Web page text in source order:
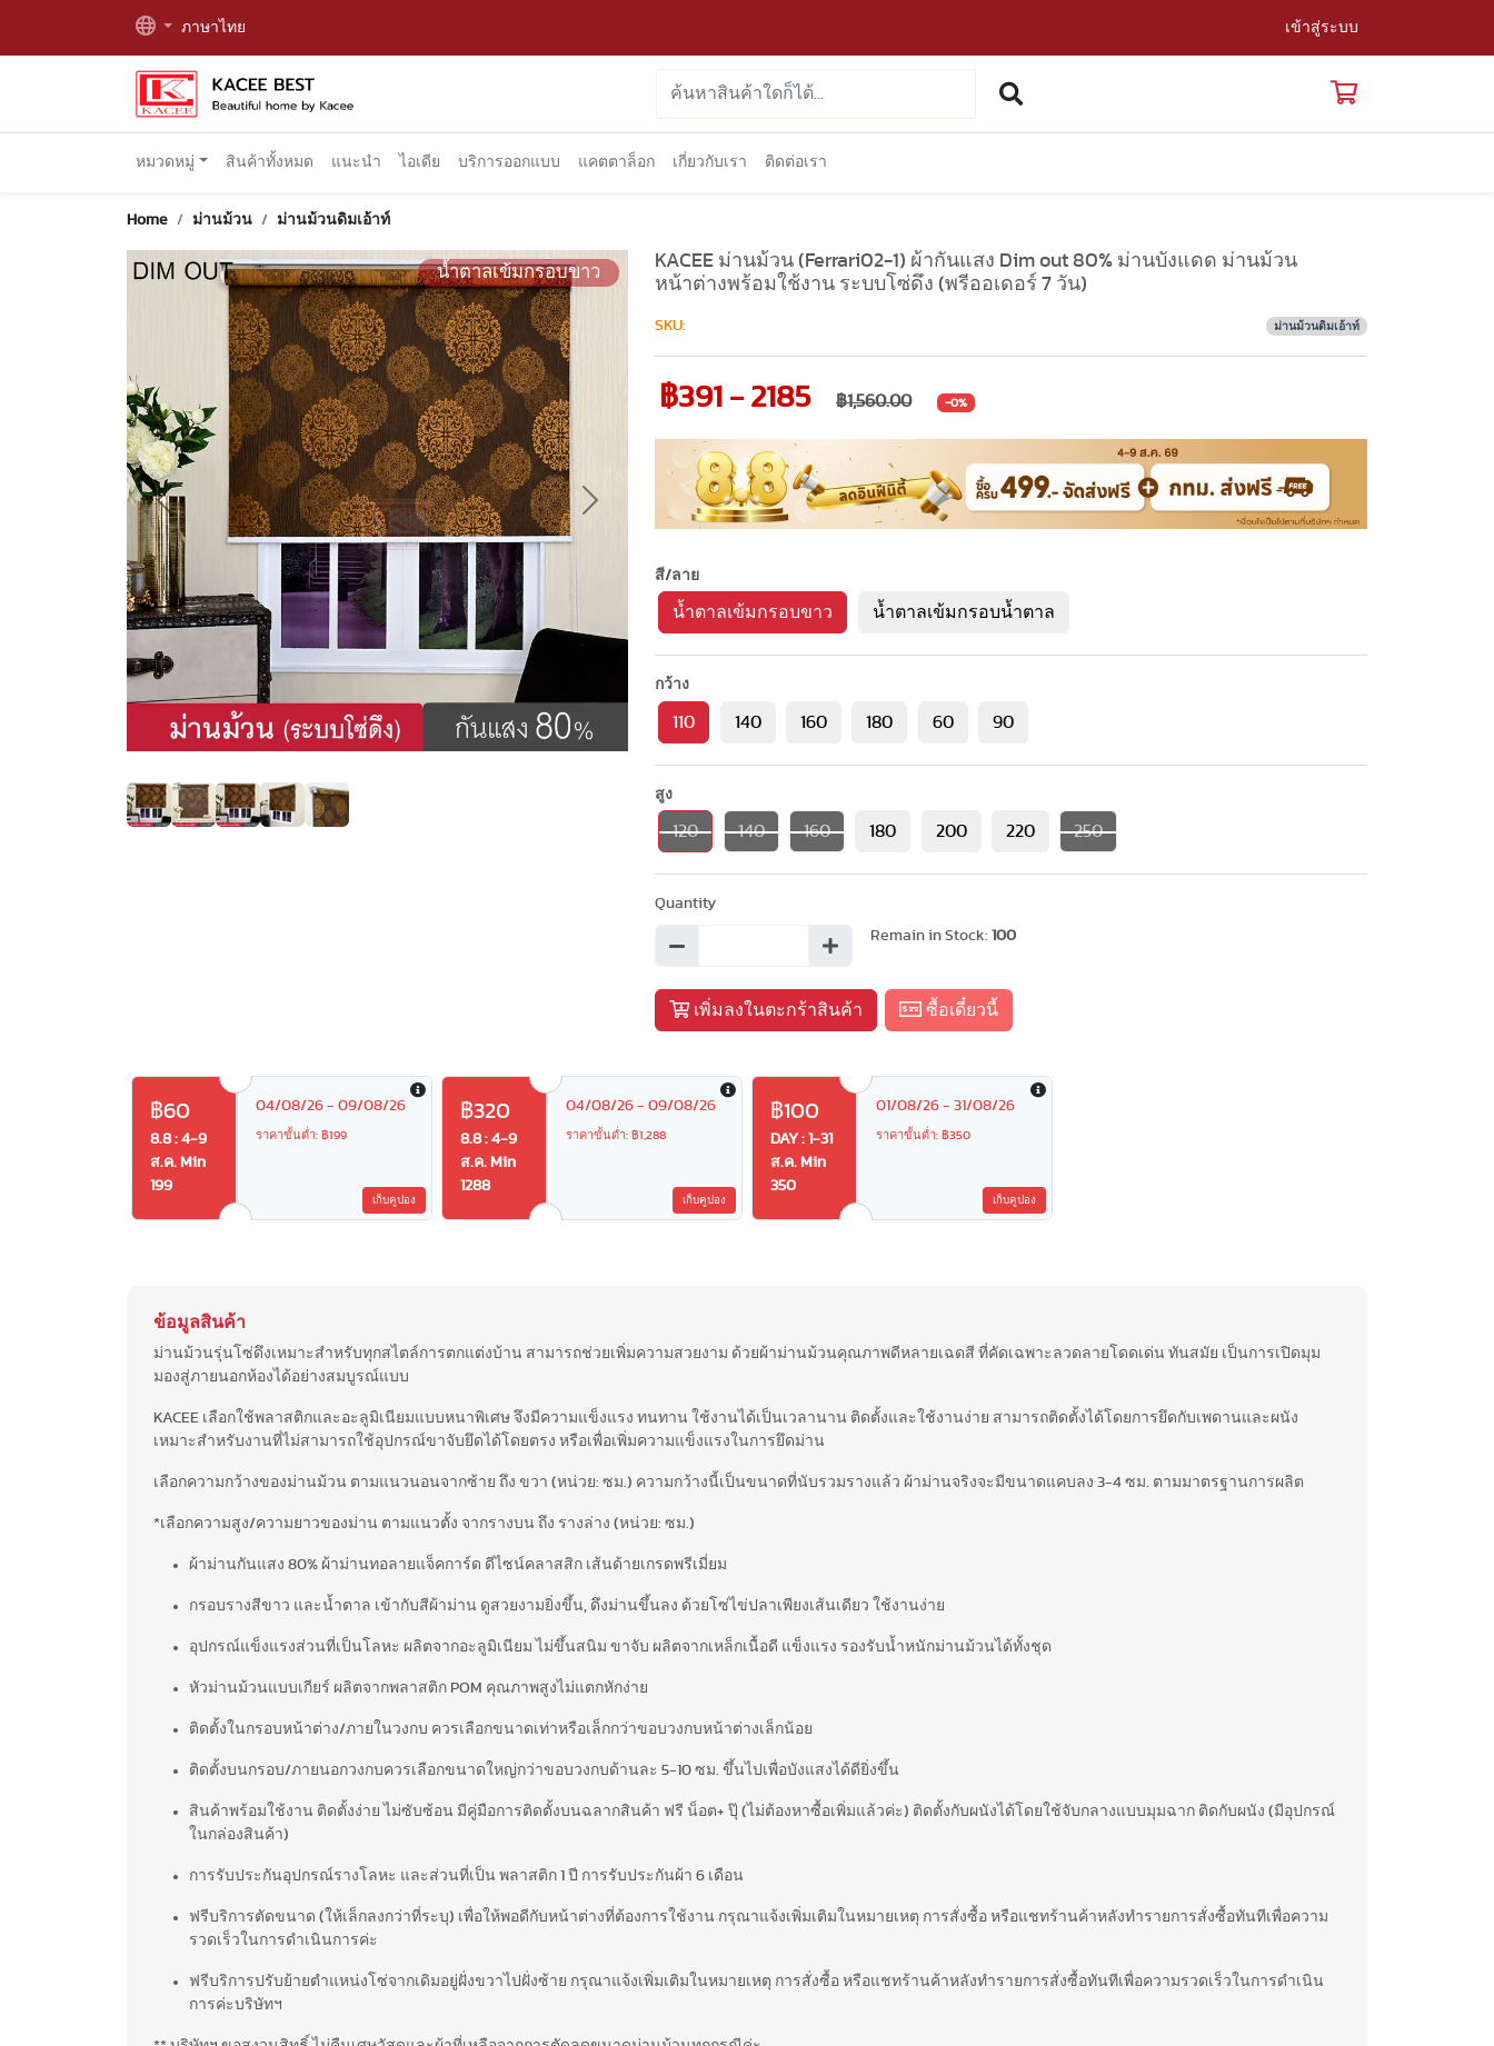
ภาษาไทย เข้าสู่ระบบ
หมวดหมู่ สินค้าทั้งหมด แนะนำ ไอเดีย บริการออกแบบ แคตตาล็อก เกี่ยวกับเรา ติดต่อเรา
Home ม่านม้วน ม่านม้วนดิมเอ้าท์
น้ำตาลเข้มกรอบขาว
Previous Next
KACEE ม่านม้วน (Ferrari02-1) ผ้ากันแสง Dim out 80% ม่านบังแดด ม่านม้วน
หน้าต่างพร้อมใช้งาน ระบบโซ่ดึง (พรีออเดอร์ 7 วัน)
SKU: ม่านม้วนดิมเอ้าท์
฿391 - 2185 ฿1,560.00 -0%
สี/ลาย
น้ำตาลเข้มกรอบขาว น้ำตาลเข้มกรอบน้ำตาล
กว้าง
110 140 160 180 60 90
สูง
120 140 160 180 200 220 250
Quantity
Remain in Stock: 100
เพิ่มลงในตะกร้าสินค้า ซื้อเดี๋ยวนี้
฿60
8.8 : 4-9
ส.ค. Min
199
04/08/26 - 09/08/26
ราคาขั้นต่ำ: ฿199
เก็บคูปอง
฿320
8.8 : 4-9
ส.ค. Min
1288
04/08/26 - 09/08/26
ราคาขั้นต่ำ: ฿1,288
เก็บคูปอง
฿100
DAY : 1-31
ส.ค. Min
350
01/08/26 - 31/08/26
ราคาขั้นต่ำ: ฿350
เก็บคูปอง
ข้อมูลสินค้า
ม่านม้วนรุ่นโซ่ดึงเหมาะสำหรับทุกสไตล์การตกแต่งบ้าน สามารถช่วยเพิ่มความสวยงาม ด้วยผ้าม่านม้วนคุณภาพดีหลายเฉดสี ที่คัดเฉพาะลวดลายโดดเด่น ทันสมัย เป็นการเปิดมุม
มองสู่ภายนอกห้องได้อย่างสมบูรณ์แบบ
KACEE เลือกใช้พลาสติกและอะลูมิเนียมแบบหนาพิเศษ จึงมีความแข็งแรง ทนทาน ใช้งานได้เป็นเวลานาน ติดตั้งและใช้งานง่าย สามารถติดตั้งได้โดยการยึดกับเพดานและผนัง
เหมาะสำหรับงานที่ไม่สามารถใช้อุปกรณ์ขาจับยึดได้โดยตรง หรือเพื่อเพิ่มความแข็งแรงในการยึดม่าน
เลือกความกว้างของม่านม้วน ตามแนวนอนจากซ้าย ถึง ขวา (หน่วย: ซม.) ความกว้างนี้เป็นขนาดที่นับรวมรางแล้ว ผ้าม่านจริงจะมีขนาดแคบลง 3-4 ซม. ตามมาตรฐานการผลิต
*เลือกความสูง/ความยาวของม่าน ตามแนวตั้ง จากรางบน ถึง รางล่าง (หน่วย: ซม.)
ผ้าม่านกันแสง 80% ผ้าม่านทอลายแจ็คการ์ด ดีไซน์คลาสสิก เส้นด้ายเกรดพรีเมี่ยม
กรอบรางสีขาว และน้ำตาล เข้ากับสีผ้าม่าน ดูสวยงามยิ่งขึ้น, ดึงม่านขึ้นลง ด้วยโซ่ไข่ปลาเพียงเส้นเดียว ใช้งานง่าย
อุปกรณ์แข็งแรงส่วนที่เป็นโลหะ ผลิตจากอะลูมิเนียม ไม่ขึ้นสนิม ขาจับ ผลิตจากเหล็กเนื้อดี แข็งแรง รองรับน้ำหนักม่านม้วนได้ทั้งชุด
หัวม่านม้วนแบบเกียร์ ผลิตจากพลาสติก POM คุณภาพสูงไม่แตกหักง่าย
ติดตั้งในกรอบหน้าต่าง/ภายในวงกบ ควรเลือกขนาดเท่าหรือเล็กกว่าขอบวงกบหน้าต่างเล็กน้อย
ติดตั้งบนกรอบ/ภายนอกวงกบควรเลือกขนาดใหญ่กว่าขอบวงกบด้านละ 5-10 ซม. ขึ้นไปเพื่อบังแสงได้ดียิ่งขึ้น
สินค้าพร้อมใช้งาน ติดตั้งง่าย ไม่ซับซ้อน มีคู่มือการติดตั้งบนฉลากสินค้า ฟรี น็อต+ ปุ๊ (ไม่ต้องหาซื้อเพิ่มแล้วค่ะ) ติดตั้งกับผนังได้โดยใช้จับกลางแบบมุมฉาก ติดกับผนัง (มีอุปกรณ์
ในกล่องสินค้า)
การรับประกันอุปกรณ์รางโลหะ และส่วนที่เป็น พลาสติก 1 ปี การรับประกันผ้า 6 เดือน
ฟรีบริการตัดขนาด (ให้เล็กลงกว่าที่ระบุ) เพื่อให้พอดีกับหน้าต่างที่ต้องการใช้งาน กรุณาแจ้งเพิ่มเติมในหมายเหตุ การสั่งซื้อ หรือแชทร้านค้าหลังทำรายการสั่งซื้อทันทีเพื่อความ
รวดเร็วในการดำเนินการค่ะ
ฟรีบริการปรับย้ายตำแหน่งโซ่จากเดิมอยู่ฝั่งขวาไปฝั่งซ้าย กรุณาแจ้งเพิ่มเติมในหมายเหตุ การสั่งซื้อ หรือแชทร้านค้าหลังทำรายการสั่งซื้อทันทีเพื่อความรวดเร็วในการดำเนิน
การค่ะบริษัทฯ